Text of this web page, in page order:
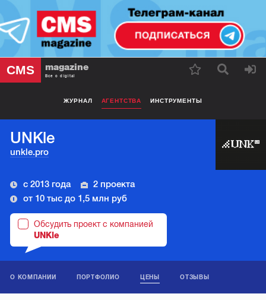
CMS magazine
Все о digital
ЖУРНАЛ АГЕНТСТВА ИНСТРУМЕНТЫ
UNKle
unkle.pro
с 2013 года
2 проекта
от 10 тыс до 1,5 млн руб
Обсудить проект с компанией
UNKle
О КОМПАНИИ ПОРТФОЛИО ЦЕНЫ ОТЗЫВЫ